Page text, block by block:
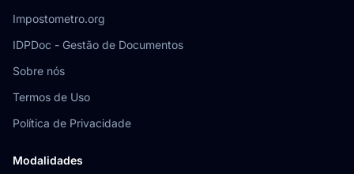
Impostometro.org
IDPDoc - Gestão de Documentos
Sobre nós
Termos de Uso
Política de Privacidade
Modalidades